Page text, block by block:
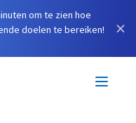
om te zien hoe
doelen te bereiken!
×